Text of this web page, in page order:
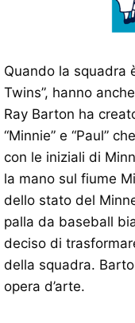
Quando la squadra
Twins”, hanno
Ray Barton ha
“Minnie” e “Paul”
con le iniziali di
la mano sul fiume
dello stato del
palla da baseball
deciso di
della squadra.
opera d’arte.